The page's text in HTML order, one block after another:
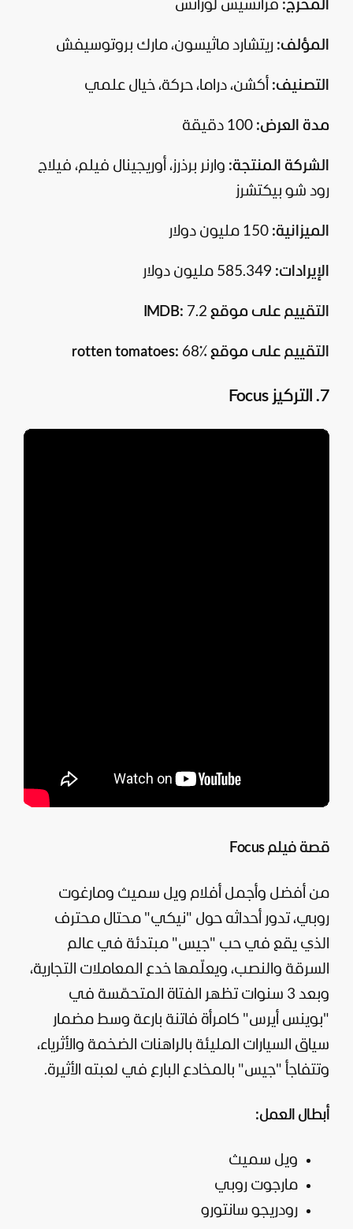
المخرج: فرانسيس لورانس
المؤلف: ريتشارد ماثيسون، مارك بروتوسيفش
التصنيف: أكشن، دراما، حركة، خيال علمي
مدة العرض: 100 دقيقة
الشركة المنتجة: وارنر برذرز، أوريجينال فيلم، فيلاج
رود شو بيكتشرز
الميزانية:
الإيرادات:
التقييم على موقع IMDB: 7.2
التقييم على موقع 68٪
7. التركيز Focus
قصة فيلم Focus
من أفضل وأجمل أفلام ويل سميث ومارغوت
روبي، تدور أحداثه حول "نيكي" محتال محترف
الذي يقع في حب "جيس" مبتدئة في عالم
السرقة والنصب، ويعلّمها خدع المعاملات التجارية،
وبعد 3 سنوات تظهر الفتاة المتحمّسة في
"بوينس أيرس" كامرأة فاتنة بارعة وسط مضمار
سياق السيارات المليئة بالراهنات الضخمة والأثرياء،
وتتفاجأ "جيس" بالمخادع البارع في لعبته الأثيرة.
أبطال العمل:
ويل سميث
مارجوت روبي
رودريجو سانتورو